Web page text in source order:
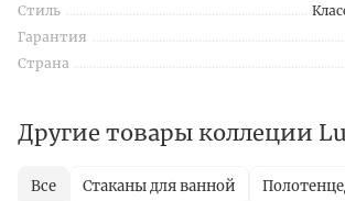
Стиль
Гарантия
Страна
Другие товары коллеции
Все Стаканы для ванной